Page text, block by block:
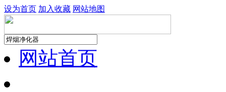
设为首页 加入收藏 网站地图
网站首页